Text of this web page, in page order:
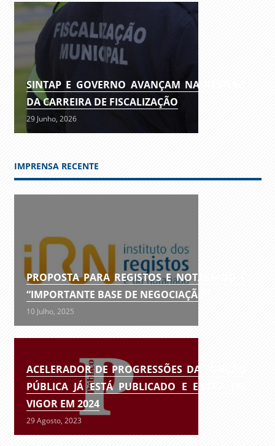
SINTAP E GOVERNO AVANÇAM NA REVISÃO
DA CARREIRA DE FISCALIZAÇÃO
29 Junho, 2026
IMPRENSA RECENTE
PROPOSTA PARA REGISTOS E NOTARIADO É
“IMPORTANTE BASE DE NEGOCIAÇÃO”
10 Julho, 2025
ACELERADOR DE PROGRESSÕES DA FUNÇÃO
PÚBLICA JÁ ESTÁ PUBLICADO E ENTRA EM
VIGOR EM 2024
29 Agosto, 2023